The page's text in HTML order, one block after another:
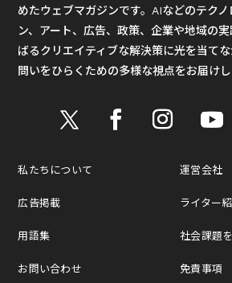
めたウェブマガジンです。AIなどのテク
ン、アート、広告、政策、企業や地域の
ばるクリエイティブな解決策に光を当て
問いをひらくための多様な視点をお届けし
私たちについて
広告掲載
用語集
お問い合わせ
運営会社
ライター
社会課題
免責事項